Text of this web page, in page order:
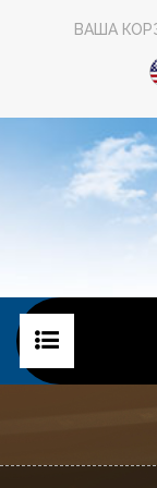
ВАША
О КОМПАНИИ